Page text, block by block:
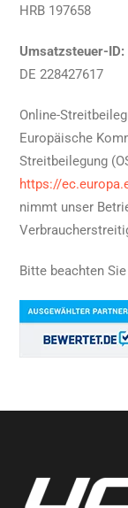
HRB 197658
Umsatzsteuer-ID:
DE 228427617
Online-
Europäische
Streitbeilegung
https://
nimmt unser
Bitte beachten